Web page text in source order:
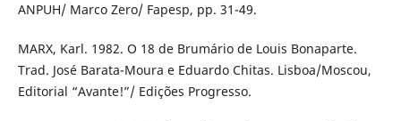
ANPUH/ Marco Zero/ Fapesp, pp. 31-49.
MARX, Karl. 1982. O 18 de Brumário de Louis Bonaparte.
Trad. José Barata-Moura e Eduardo Chitas. Lisboa/Moscou,
Editorial “Avante!”/ Edições Progresso.